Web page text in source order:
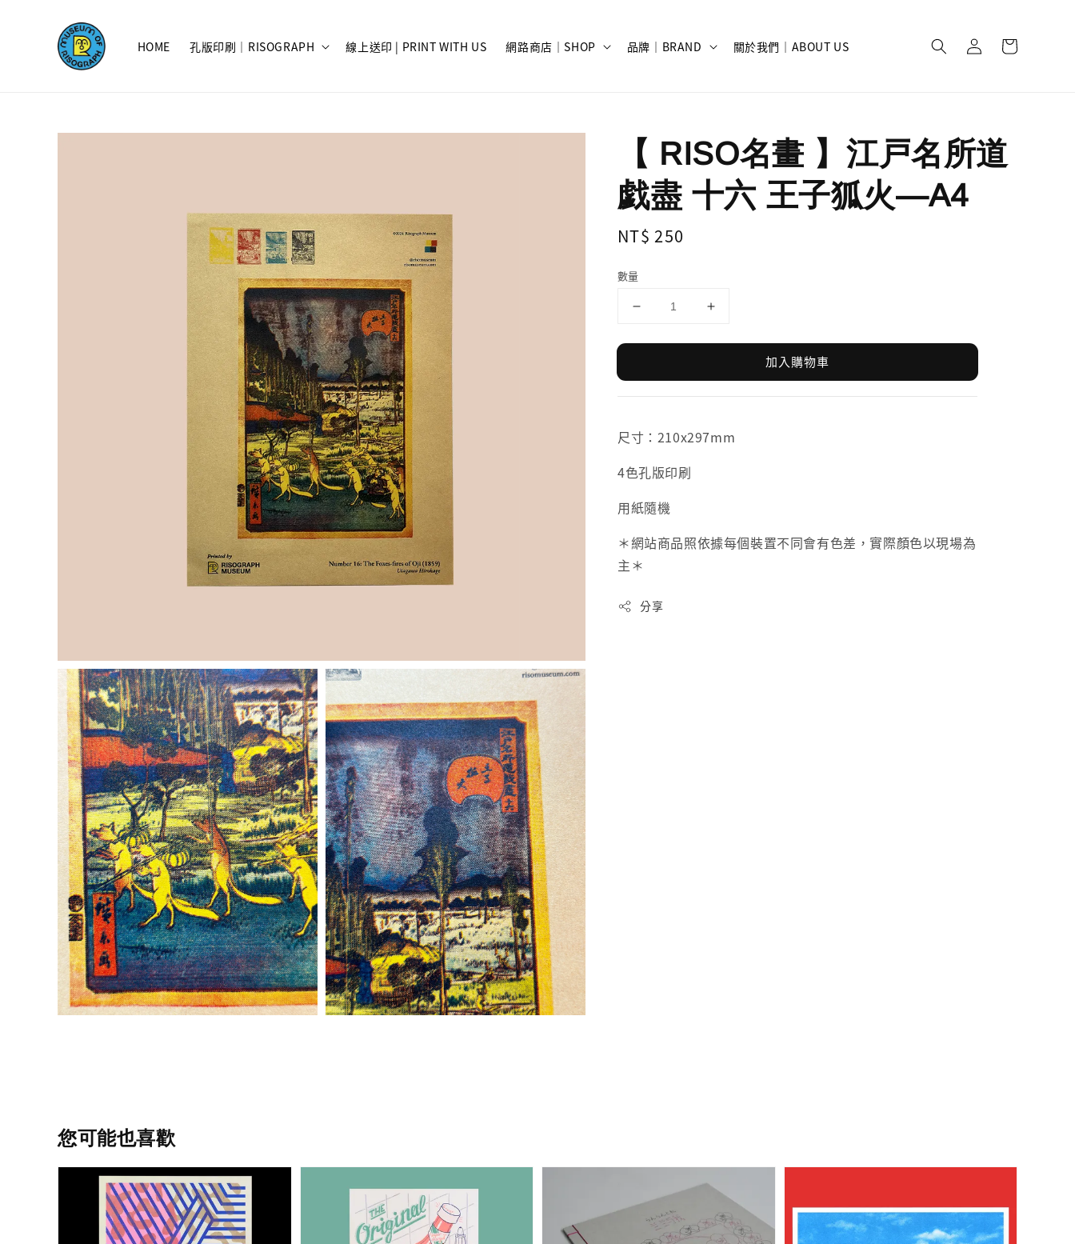
HOME 孔版印刷｜RISOGRAPH 線上送印 | PRINT WITH US 網路商店｜SHOP 品牌｜BRAND 關於我們｜ABOUT US
【 RISO名畫 】江戸名所道
戯盡 十六 王子狐火—A4
Regular
NT$ 250
數量
加入購物車
尺寸：210x297mm
4色孔版印刷
用紙隨機
＊網站商品照依據每個裝置不同會有色差，實際顏色以現場為
主＊
分享
您可能也喜歡